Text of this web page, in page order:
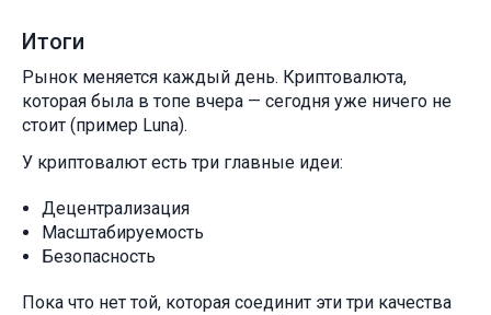
Итоги
Рынок меняется каждый день. Криптовалюта,
которая была в топе вчера — сегодня уже ничего не
стоит (пример Luna).
У криптовалют есть три главные идеи:
Децентрализация
Масштабируемость
Безопасность
Пока что нет той, которая соединит эти три качества